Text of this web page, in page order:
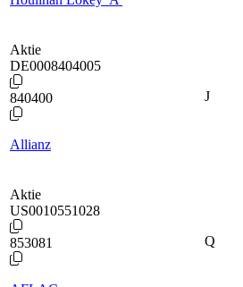
Aktie
DE0008404005
840400
Allianz
J
Aktie
US0010551028
853081 Q